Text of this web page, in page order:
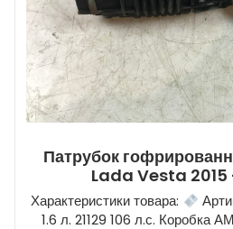
Патрубок
Lada Vesta 2015
Характеристики товара:
1.6 л. 21129 106 л.с. Коробка